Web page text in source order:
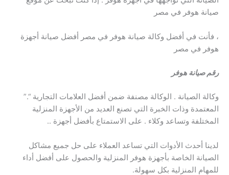
صيانة هوفر في مصر
، فأنت في أفضل وكالة صيانة هوفر في مصر أفضل صيانة أجهزة
هوفر في مصر
رقم صيانة هوفر
وكالة الصيانة . الوكالة مصنفة ضمن أفضل العلامات التجارية “.”
المعتمدة وذات الخبرة التي تصنع العديد من الأجهزة المنزلية
المختلفة وتساعد وكلاء . على الاستمتاع بأفضل أجهزة ..
لدينا أحدث الأدوات التي تساعد العملاء على حل جميع مشاكل
الصيانة الخاصة بأجهزة هوفر المنزلية والحصول على أفضل أداء
للمهام المنزلية بكل سهولة.